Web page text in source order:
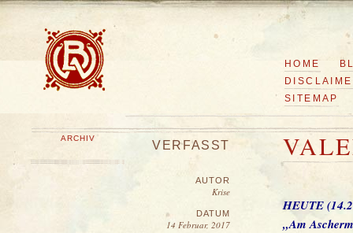
HOME
SITEMAP
ARCHIV
VERFASST
AUTOR
Krise
DATUM
14 Februar, 2017
HEUTE
„Am